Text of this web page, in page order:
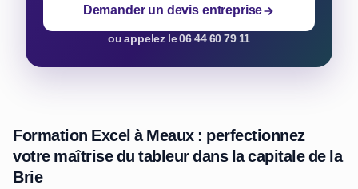
Demander un devis entreprise
ou appelez le 06 44 60 79 11
Formation Excel à Meaux : perfectionnez
votre maîtrise du tableur dans la capitale de la
Brie